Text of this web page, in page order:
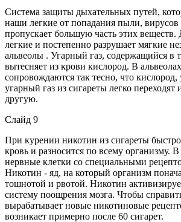
Система защиты дыхательных путей,
наши легкие от попадания пыли, вирусов
пропускает большую часть этих
легкие и постепенно разрушает мягкие
альвеолы . Угарный газ, содержащийся в
вытесняет из крови кислород. В
сопровождаются так тесно, что кислород,
угарный газ из сигареты легко переходят
другую.
Слайд 9
При курении никотин из сигареты быстро
кровь и разносится по всему организму. В
нервные клетки со специальными
Никотин - яд, на который организм
тошнотой и рвотой. Никотин
систему поощрения мозга. Чтобы
вырабатывает новые никотиновые
возникает примерно после 60 сигарет.